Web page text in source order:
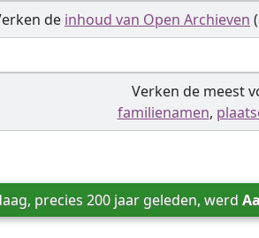
de inhoud van Open Archieven
Verken de meest
familienamen,
precies 200 jaar geleden, werd